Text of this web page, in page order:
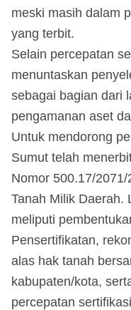
meski masih dalam
yang terbit.
Selain percepatan
menuntaskan
sebagai bagian dari
pengamanan aset
Untuk mendorong
Sumut telah
Nomor 500.17/
Tanah Milik Daerah.
meliputi
Pensertifikatan,
alas hak tanah
kabupaten/kota,
percepatan